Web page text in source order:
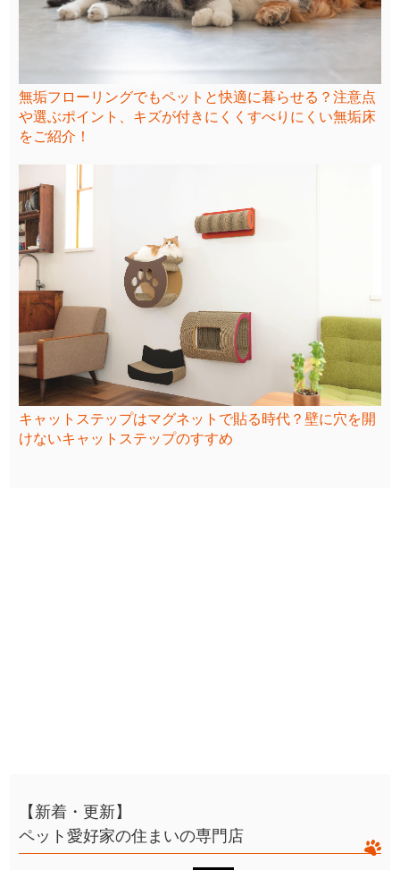
無垢フローリングでもペットと快適に暮らせる？注意点
や選ぶポイント、キズが付きにくくすべりにくい無垢床
をご紹介！
キャットステップはマグネットで貼る時代？壁に穴を開
けないキャットステップのすすめ
【新着・更新】
ペット愛好家の住まいの専門店